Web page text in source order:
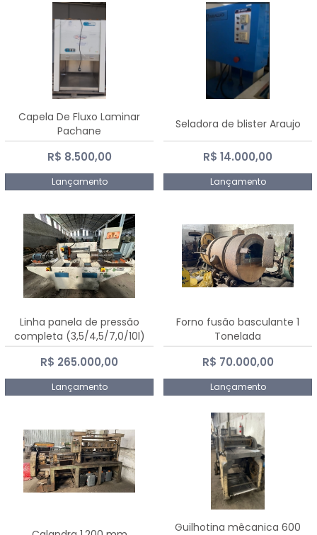
Capela De Fluxo Laminar
Pachane
R$ 8.500,00
Lançamento
Seladora de blister Araujo
R$ 14.000,00
Lançamento
Linha panela de pressão
completa (3,5/4,5/7,0/10l)
R$ 265.000,00
Lançamento
Forno fusão basculante 1
Tonelada
R$ 70.000,00
Lançamento
Guilhotina mêcanica 600